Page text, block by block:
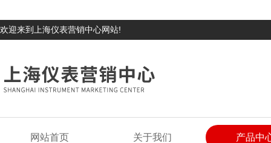
欢迎来到上海仪表营销中心网站!
网站首页 关于我们 产品中